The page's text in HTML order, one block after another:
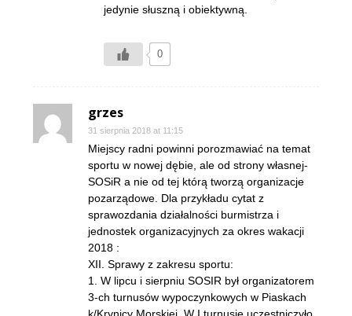
jedynie słuszną i obiektywną.
0
grzes
31 sierpnia 2018 at 11:15
Miejscy radni powinni porozmawiać na temat
sportu w nowej dębie, ale od strony własnej-
SOSiR a nie od tej którą tworzą organizacje
pozarządowe. Dla przykładu cytat z
sprawozdania działalności burmistrza i
jednostek organizacyjnych za okres wakacji
2018 :
XII. Sprawy z zakresu sportu:
1. W lipcu i sierpniu SOSIR był organizatorem
3-ch turnusów wypoczynkowych w Piaskach